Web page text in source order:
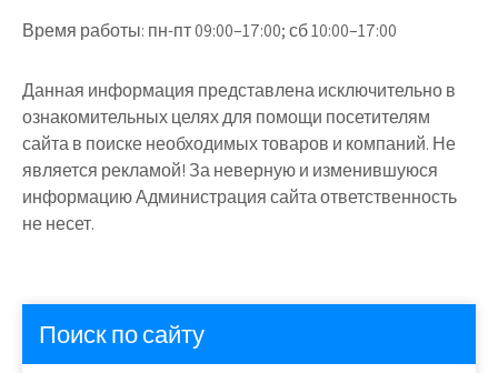
Время работы: пн-пт 09:00–17:00; сб 10:00–17:00
Данная информация представлена исключительно в
ознакомительных целях для помощи посетителям
сайта в поиске необходимых товаров и компаний. Не
является рекламой! За неверную и изменившуюся
информацию Администрация сайта ответственность
не несет.
Поиск по сайту